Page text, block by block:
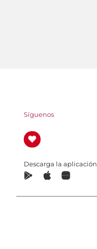
Síguenos
Descarga la aplicación